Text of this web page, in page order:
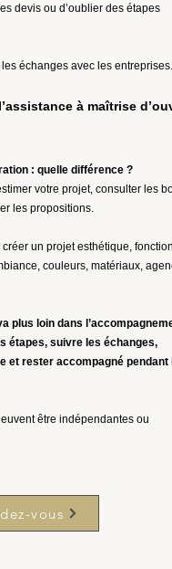
devis ou d’oublier des étapes
échanges avec les entreprises.
à maîtrise
: quelle différence ?
votre projet, consulter les
les propositions.
un projet esthétique,
couleurs, matériaux,
plus loin dans
étapes, suivre les échanges,
et rester accompagné pendant
être indépendantes ou
vous